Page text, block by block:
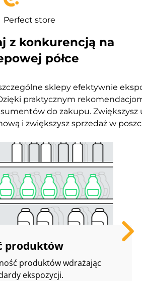
Perfect store
z konkurencją na
półce
sklepy efektywnie
praktycznym
do zakupu. Zwiększysz
i zwiększysz sprzedaż w
produktów
produktów wdrażając
ekspozycji.